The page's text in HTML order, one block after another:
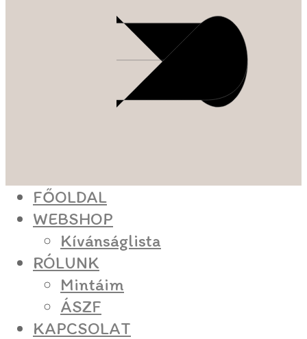
FŐOLDAL
WEBSHOP
Kívánságlista
RÓLUNK
Mintáim
ÁSZF
KAPCSOLAT